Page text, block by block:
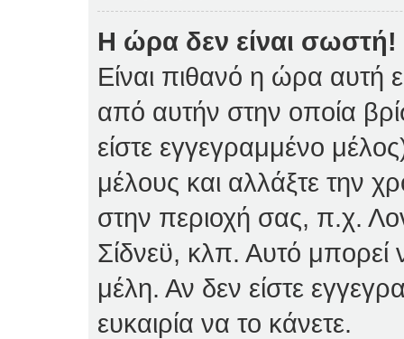
Η ώρα δεν είναι σωστή!
Είναι πιθανό η ώρα αυτή
από αυτήν στην οποία
είστε εγγεγραμμένο
μέλους και αλλάξτε την
στην περιοχή σας, π.χ.
Σίδνεϋ, κλπ. Αυτό μπορεί
μέλη. Αν δεν είστε
ευκαιρία να το κάνετε.